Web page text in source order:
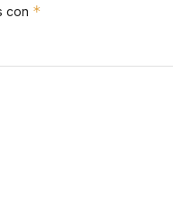
con *